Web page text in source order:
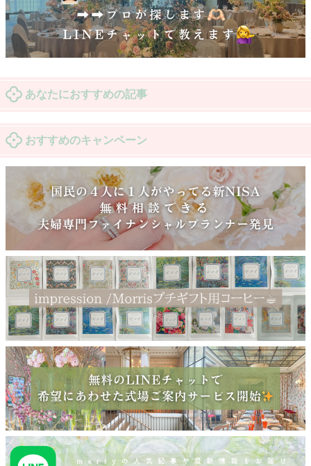
あなたにおすすめの記事
おすすめのキャンペーン